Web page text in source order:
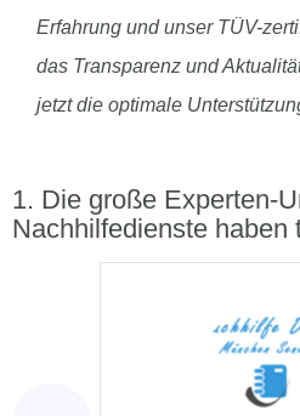
Erfahrung und unser TÜV-
das Transparenz und
jetzt die optimale
Die große Experten-
Nachhilfedienste haben